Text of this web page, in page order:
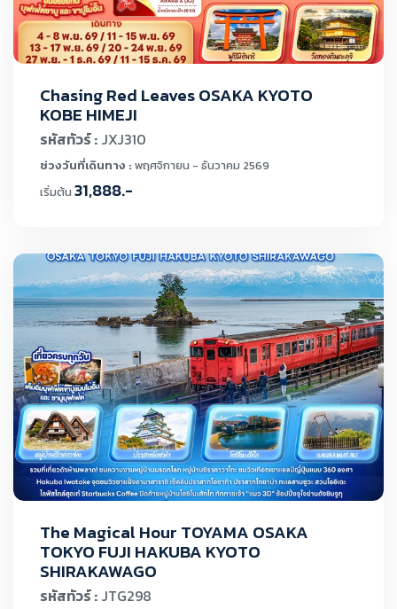
Chasing Red Leaves OSAKA KYOTO
KOBE HIMEJI
รหัสทัวร์ : JXJ310
ช่วงวันที่เดินทาง : พฤศจิกายน - ธันวาคม 2569
เริ่มต้น 31,888.-
The Magical Hour TOYAMA OSAKA
TOKYO FUJI HAKUBA KYOTO
SHIRAKAWAGO
รหัสทัวร์ : JTG298